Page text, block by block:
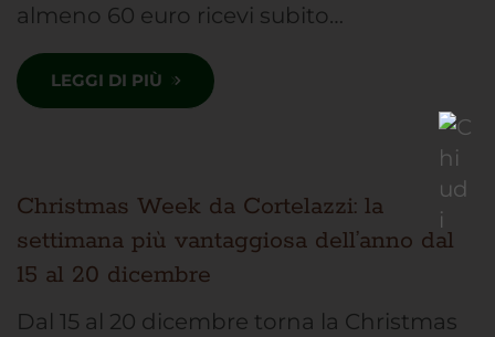
almeno 60 euro ricevi subito…
LEGGI DI PIÙ
Christmas Week da Cortelazzi: la
settimana più vantaggiosa dell’anno dal
15 al 20 dicembre
Dal 15 al 20 dicembre torna la Christmas